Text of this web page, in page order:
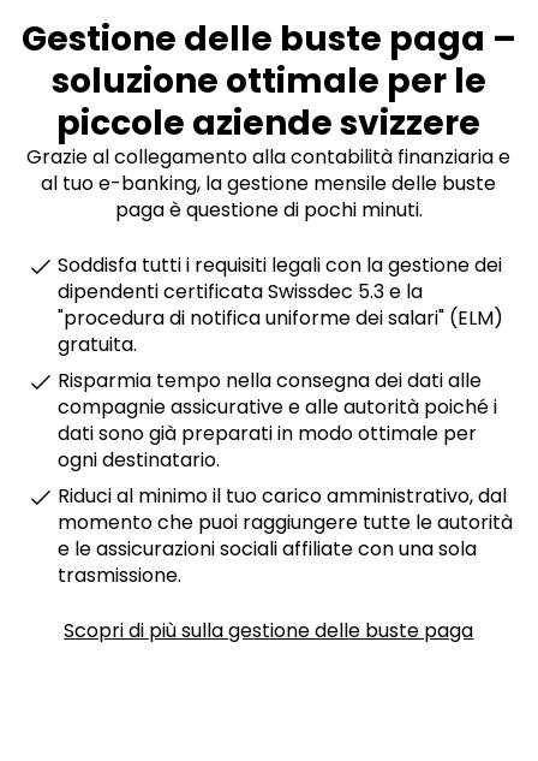
Gestione delle buste paga –
soluzione ottimale per le
piccole aziende svizzere
Grazie al collegamento alla contabilità finanziaria e
al tuo e-banking, la gestione mensile delle buste
paga è questione di pochi minuti.
Soddisfa tutti i requisiti legali con la gestione dei
dipendenti certificata Swissdec 5.3 e la
"procedura di notifica uniforme dei salari" (ELM)
gratuita.
Risparmia tempo nella consegna dei dati alle
compagnie assicurative e alle autorità poiché i
dati sono già preparati in modo ottimale per
ogni destinatario.
Riduci al minimo il tuo carico amministrativo, dal
momento che puoi raggiungere tutte le autorità
e le assicurazioni sociali affiliate con una sola
trasmissione.
Scopri di più sulla gestione delle buste paga